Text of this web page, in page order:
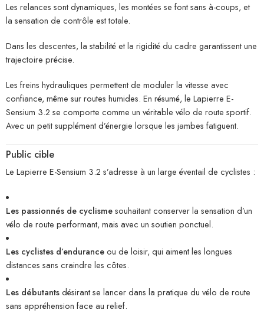
Les relances sont dynamiques, les montées se font sans à-coups, et
la sensation de contrôle est totale.
Dans les descentes, la stabilité et la rigidité du cadre garantissent une
trajectoire précise.
Les freins hydrauliques permettent de moduler la vitesse avec
confiance, même sur routes humides. En résumé, le Lapierre E-
Sensium 3.2 se comporte comme un véritable vélo de route sportif.
Avec un petit supplément d’énergie lorsque les jambes fatiguent.
Public cible
Le Lapierre E-Sensium 3.2 s’adresse à un large éventail de cyclistes :
Les passionnés de cyclismesouhaitant conserver la sensation d’un
vélo de route performant, mais avec un soutien ponctuel.
Les cyclistes d’enduranceou de loisir, qui aiment les longues
distances sans craindre les côtes.
Les débutantsdésirant se lancer dans la pratique du vélo de route
sans appréhension face au relief.